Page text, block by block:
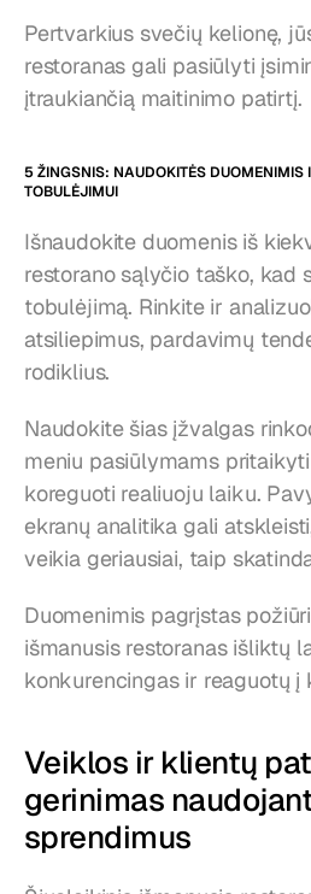
Pertvarkius svečių kelionę,
restoranas gali pasiūlyti
įtraukiančią maitinimo patirtį.
5 ŽINGSNIS: NAUDOKITĖS
TOBULĖJIMUI
Išnaudokite duomenis iš
restorano sąlyčio taško, kad
tobulėjimą. Rinkite ir
atsiliepimus, pardavimų
rodiklius.
Naudokite šias įžvalgas
meniu pasiūlymams
koreguoti realiuoju laiku.
ekranų analitika gali
veikia geriausiai, taip
Duomenimis pagrįstas
išmanusis restoranas išliktų
konkurencingas ir reaguotų į
Veiklos ir klientų
gerinimas
sprendimus